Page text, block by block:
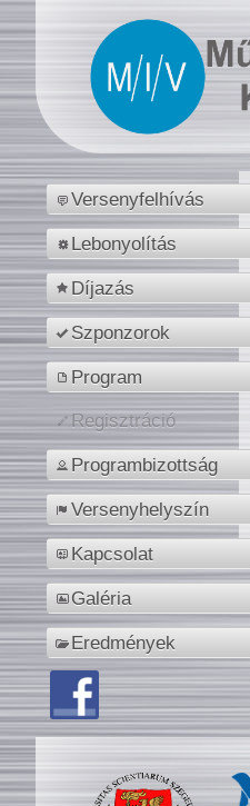
Versenyfelhívás
Lebonyolítás
Díjazás
Szponzorok
Program
Regisztráció
Programbizottság
Versenyhelyszín
Kapcsolat
Galéria
Eredmények